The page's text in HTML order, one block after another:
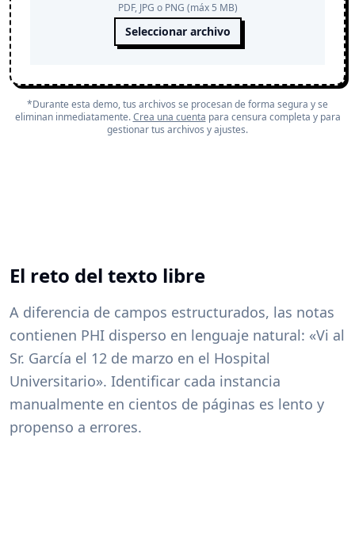
PDF, JPG o PNG (máx 5 MB)
Seleccionar archivo
*Durante esta demo, tus archivos se procesan de forma segura y se
eliminan inmediatamente. Crea una cuenta para censura completa y para
gestionar tus archivos y ajustes.
El reto del texto libre
A diferencia de campos estructurados, las notas
contienen PHI disperso en lenguaje natural: «Vi al
Sr. García el 12 de marzo en el Hospital
Universitario». Identificar cada instancia
manualmente en cientos de páginas es lento y
propenso a errores.